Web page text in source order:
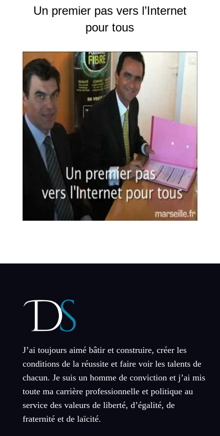
Un premier pas vers l’Internet
pour tous
J’ai toujours aimé bâtir et construire, créer les
conditions de la réussite et faire voir les talents de
chacun. Je suis un homme de conviction et j’ai mis
toute ma carrière professionnelle et politique au
service des valeurs de liberté, d’égalité, de
fraternité et de laïcité.